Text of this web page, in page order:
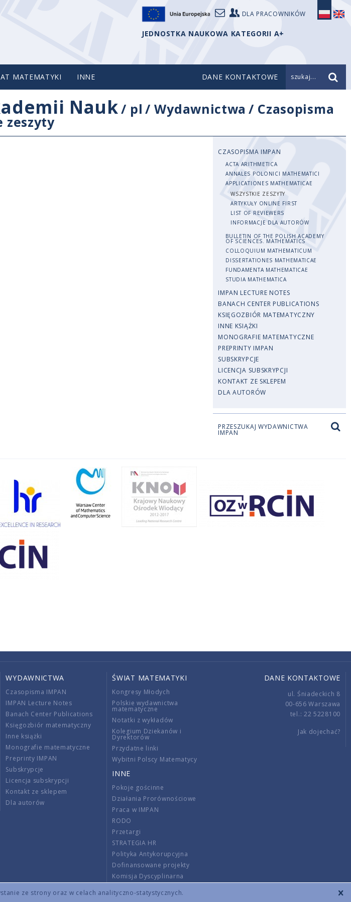
ze strony oraz w celach analityczno-statystycznych.
DLA PRACOWNIKÓW
JEDNOSTKA NAUKOWA KATEGORII A+
MATEMATYKI INNE DANE KONTAKTOWE szukaj...
Nauk/ pl /Wydawnictwa / Czasopisma
zeszyty
CZASOPISMA IMPAN
ACTA ARITHMETICA
ANNALES POLONICI MATHEMATICI
APPLICATIONES MATHEMATICAE
WSZYSTKIE ZESZYTY
ARTYKUŁY ONLINE FIRST
LIST OF REVIEWERS
INFORMACJE DLA AUTORÓW
BULLETIN OF THE POLISH ACADEMY
OF SCIENCES. MATHEMATICS
COLLOQUIUM MATHEMATICUM
DISSERTATIONES MATHEMATICAE
FUNDAMENTA MATHEMATICAE
STUDIA MATHEMATICA
IMPAN LECTURE NOTES
BANACH CENTER PUBLICATIONS
KSIĘGOZBIÓR MATEMATYCZNY
INNE KSIĄŻKI
MONOGRAFIE MATEMATYCZNE
PREPRINTY IMPAN
SUBSKRYPCJE
LICENCJA SUBSKRYPCJI
KONTAKT ZE SKLEPEM
DLA AUTORÓW
PRZESZUKAJ WYDAWNICTWA
IMPAN
WYDAWNICTWA
Czasopisma IMPAN
IMPAN Lecture Notes
Banach Center Publications
Księgozbiór matematyczny
Inne książki
Monografie matematyczne
Preprinty IMPAN
Subskrypcje
Licencja subskrypcji
Kontakt ze sklepem
Dla autorów
ŚWIAT MATEMATYKI
Kongresy Młodych
Polskie wydawnictwa
matematyczne
Notatki z wykładów
Kolegium Dziekanów i
Dyrektorów
Przydatne linki
Wybitni Polscy Matematycy
INNE
Pokoje gościnne
Działania Prorównościowe
Praca w IMPAN
RODO
Przetargi
STRATEGIA HR
Polityka Antykorupcyjna
Dofinansowane projekty
Komisja Dyscyplinarna
Wnoszenie opłat
DANE KONTAKTOWE
ul. Śniadeckich 8
00-656 Warszawa
tel.: 22 5228100
Jak dojechać?